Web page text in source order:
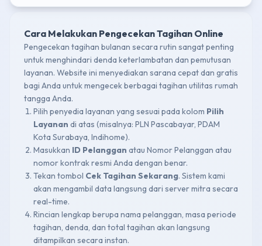
Cara Melakukan Pengecekan Tagihan Online
Pengecekan tagihan bulanan secara rutin sangat penting
untuk menghindari denda keterlambatan dan pemutusan
layanan. Website ini menyediakan sarana cepat dan gratis
bagi Anda untuk mengecek berbagai tagihan utilitas rumah
tangga Anda.
Pilih penyedia layanan yang sesuai pada kolom Pilih
Layanan di atas (misalnya: PLN Pascabayar, PDAM
Kota Surabaya, Indihome).
Masukkan ID Pelanggan atau Nomor Pelanggan atau
nomor kontrak resmi Anda dengan benar.
Tekan tombol Cek Tagihan Sekarang. Sistem kami
akan mengambil data langsung dari server mitra secara
real-time.
Rincian lengkap berupa nama pelanggan, masa periode
tagihan, denda, dan total tagihan akan langsung
ditampilkan secara instan.